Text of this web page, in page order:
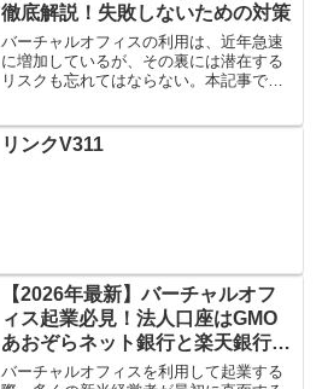
徹底解説！失敗しないための対策
バーチャルオフィスの利用は、近年急速
に増加しているが、その裏には潜在する
リスクも忘れてはならない。本記事で
避するための具体的な対策を解説してい
く。ビジネスを成功させるた...
リンクV311
【2026年最新】バーチャルオフ
ィス起業必見！法人口座はGMO
あおぞらネット銀行と楽天銀行ど
ちらがおすすめ？徹底比較
バーチャルオフィスを利用して起業する